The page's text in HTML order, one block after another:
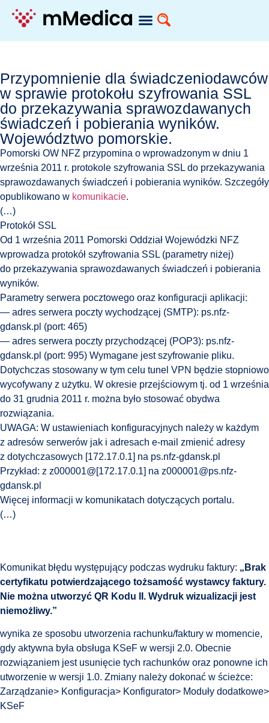
Przypomnienie dla świadczeniodawców
w sprawie protokołu szyfrowania SSL
do przekazywania sprawozdawanych
świadczeń i pobierania wyników.
Województwo pomorskie.
Pomorski OW NFZ przypomina o wprowadzonym w dniu 1
września 2011 r. protokole szyfrowania SSL do przekazywania
sprawozdawanych świadczeń i pobierania wyników. Szczegóły
opublikowano w komunikacie.
(…)
Protokół SSL
Od 1 września 2011 Pomorski Oddział Wojewódzki NFZ
wprowadza protokół szyfrowania SSL (parametry niżej)
do przekazywania sprawozdawanych świadczeń i pobierania
wyników.
Parametry serwera pocztowego oraz konfiguracji aplikacji:
— adres serwera poczty wychodzącej (SMTP): ps.nfz-
gdansk.pl (port: 465)
— adres serwera poczty przychodzącej (POP3): ps.nfz-
gdansk.pl (port: 995) Wymagane jest szyfrowanie pliku.
Dotychczas stosowany w tym celu tunel VPN będzie stopniowo
wycofywany z użytku. W okresie przejściowym tj. od 1 września
do 31 grudnia 2011 r. można było stosować obydwa
rozwiązania.
UWAGA: W ustawieniach konfiguracyjnych należy w każdym
z adresów serwerów jak i adresach e-mail zmienić adresy
z dotychczasowych [172.17.0.1] na ps.nfz-gdansk.pl
Przykład: z z000001@[172.17.0.1] na z000001@ps.nfz-
gdansk.pl
Więcej informacji w komunikatach dotyczących portalu.
(…)
Komunikat błędu występujący podczas wydruku faktury: „Brak
certyfikatu potwierdzającego tożsamość wystawcy faktury.
Nie można utworzyć QR Kodu II. Wydruk wizualizacji jest
niemożliwy.”
wynika ze sposobu utworzenia rachunku/faktury w momencie,
gdy aktywna była obsługa KSeF w wersji 2.0. Obecnie
rozwiązaniem jest usunięcie tych rachunków oraz ponowne ich
utworzenie w wersji 1.0. Zmiany należy dokonać w ścieżce:
Zarządzanie> Konfiguracja> Konfigurator> Moduły dodatkowe>
KSeF